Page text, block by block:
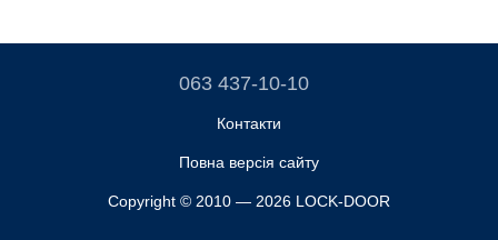
063 437-10-10
Контакти
Повна версія сайту
Copyright © 2010 — 2026 LOCK-DOOR